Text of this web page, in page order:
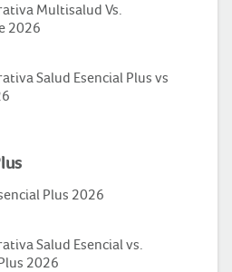
Multisalud Vs.
2026
Salud Esencial Plus vs
Plus 2026
Salud Esencial vs.
2026